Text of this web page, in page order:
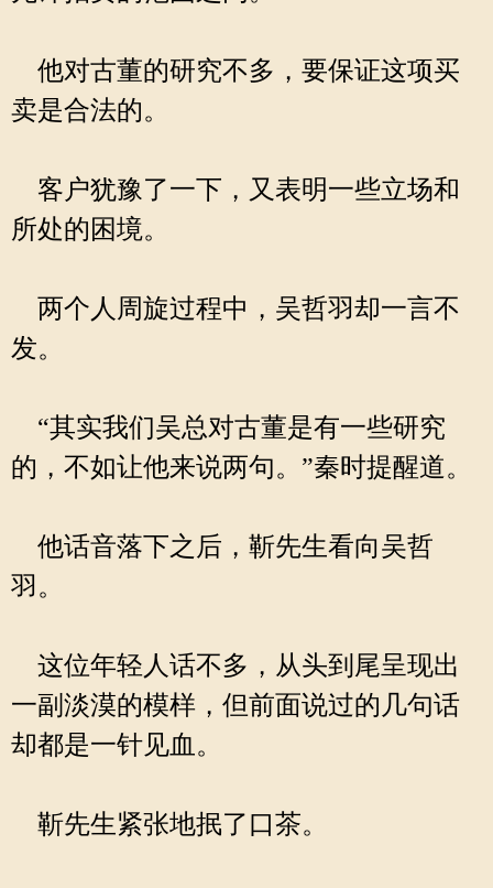
他对古董的研究不多，要保证这项买
卖是合法的。
客户犹豫了一下，又表明一些立场和
所处的困境。
两个人周旋过程中，吴哲羽却一言不
发。
“其实我们吴总对古董是有一些研究
的，不如让他来说两句。”秦时提醒道。
他话音落下之后，靳先生看向吴哲
羽。
这位年轻人话不多，从头到尾呈现出
一副淡漠的模样，但前面说过的几句话
却都是一针见血。
靳先生紧张地抿了口茶。